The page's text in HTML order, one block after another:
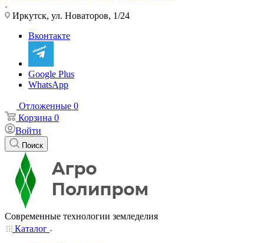
Иркутск, ул. Новаторов, 1/24
Вконтакте
Google Plus
WhatsApp
Отложенные 0
Корзина 0
Войти
Поиск
Современные технологии земледелия
Каталог